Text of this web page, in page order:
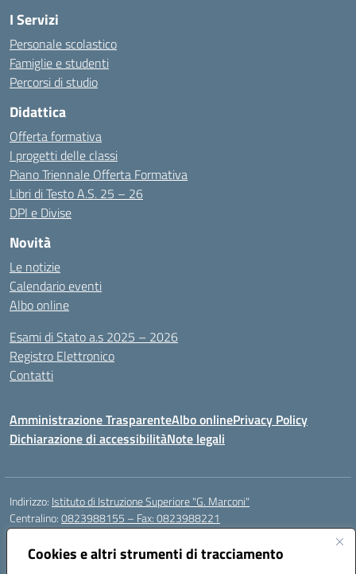
Cookies e altri strumenti di tracciamento
I Servizi
Personale scolastico
Famiglie e studenti
Percorsi di studio
Didattica
Offerta formativa
I progetti delle classi
Piano Triennale Offerta Formativa
Libri di Testo A.S. 25 – 26
DPI e Divise
Novità
Le notizie
Calendario eventi
Albo online
Esami di Stato a.s 2025 – 2026
Registro Elettronico
Contatti
Amministrazione TrasparenteAlbo onlinePrivacy Policy
Dichiarazione di accessibilitàNote legali
Indirizzo: Istituto di Istruzione Superiore "G. Marconi"
Centralino:0823988155 – Fax: 0823988221
Email:
Posta elettronica certificata (PEC):ceis006006@pec.istruzione.it